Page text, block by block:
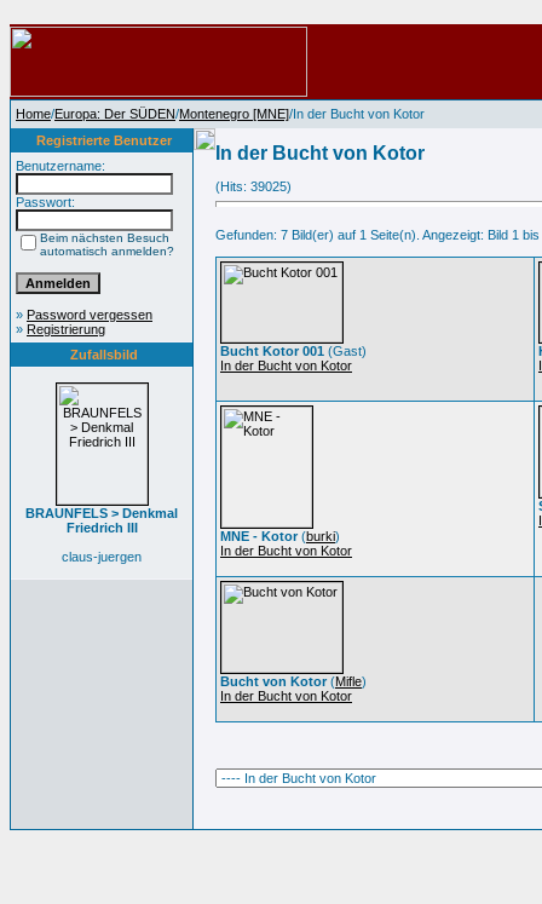
Home/Europa: Der SÜDEN/Montenegro [MNE]/In der Bucht von Kotor
Registrierte Benutzer
Benutzername:
Passwort:
Beim nächsten Besuch
automatisch anmelden?
» Password vergessen
» Registrierung
Zufallsbild
BRAUNFELS > Denkmal
Friedrich III
claus-juergen
In der Bucht von Kotor
(Hits: 39025)
Gefunden: 7 Bild(er) auf 1 Seite(n). Angezeigt: Bild 1 bis
Bucht Kotor 001 (Gast)
In der Bucht von Kotor
MNE - Kotor(burki)
In der Bucht von Kotor
Bucht von Kotor(Mifle)
In der Bucht von Kotor